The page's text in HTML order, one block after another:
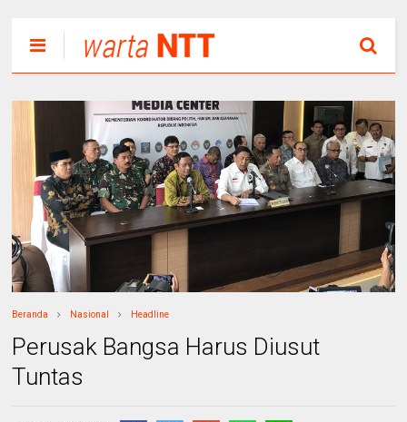
Beranda Nasional Headline
Perusak Bangsa Harus Diusut
Tuntas